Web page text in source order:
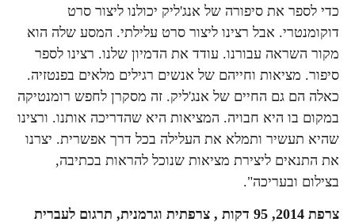
כדי לספר את סיפורה של אנג'ליק יכולנו ליצור סרט
דוקומנטרי. אבל רצינו ליצור סרט עלילתי. המסע שלה הוא
מקור השראה עבורנו. עודד את הדמיון שלנו. רצינו לספר
סיפור. מציאות וחייהם של אנשים רגילים מלאים בפנטזיה.
כאלה הם גם החיים של אנג'ליק. זה מסקרן לחפש רומנטיקה
במקום בו היא חבויה. המציאות היא שהדריכה אותנו. ורצינו
שהיא תעשיר ותמלא את העלילה בכל דרך אפשרית. יצרנו
את התנאים ליצירת מציאות שנוכל להראות בכתיבה,
בצילום ובעריכה".
צרפת 2014, 95 דקות , צרפתית וגרמנית, תרגום לעברית